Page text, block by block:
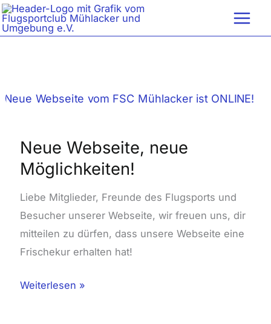
Zum
Inhalt
Neue Webseite, neue
Möglichkeiten!
Liebe Mitglieder, Freunde des Flugsports und
Besucher unserer Webseite, wir freuen uns, dir
mitteilen zu dürfen, dass unsere Webseite eine
Frischekur erhalten hat!
Neue
Möglichkeiten!
Weiterlesen »